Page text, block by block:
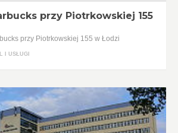
przy Piotrkowskiej 155
przy Piotrkowskiej 155 w Łodzi
I USŁUGI